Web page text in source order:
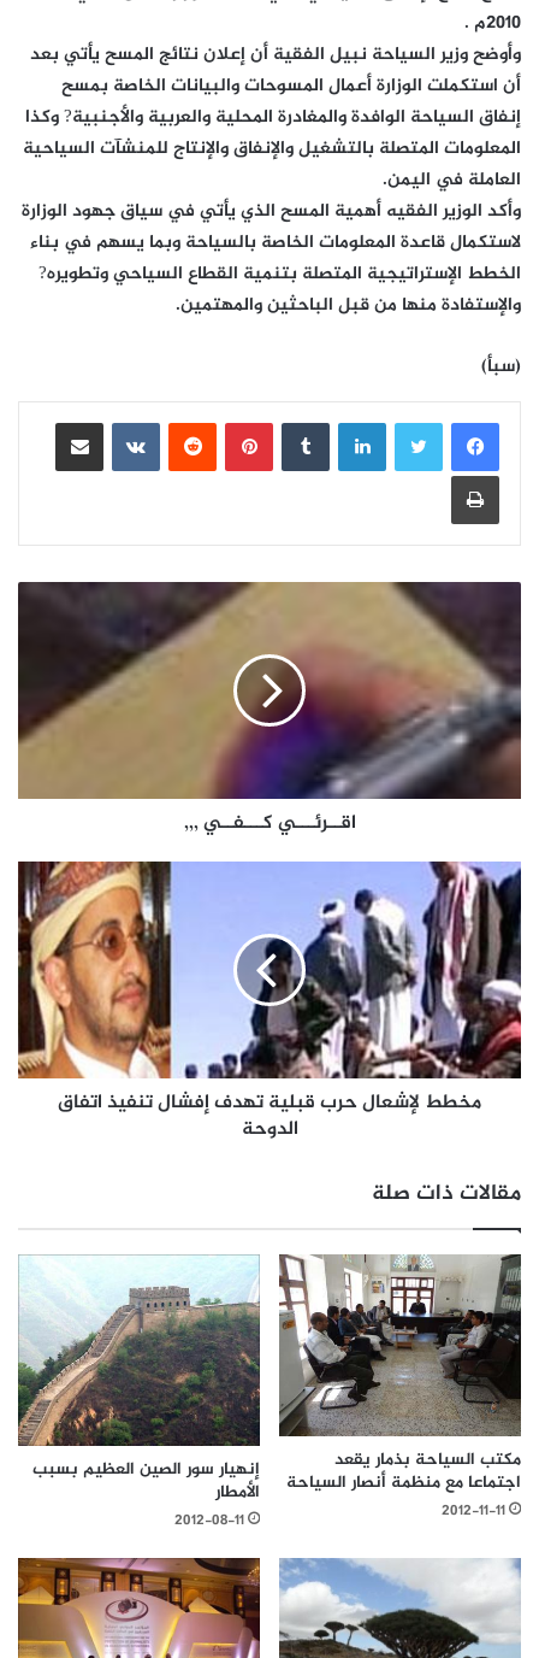
2010م .
وأوضح وزير السياحة نبيل الفقية أن إعلان نتائج المسح يأتي بعد
أن استكملت الوزارة أعمال المسوحات والبيانات الخاصة بمسح
إنفاق السياحة الوافدة والمغادرة المحلية والعربية والأجنبية? وكذا
المعلومات المتصلة بالتشغيل والإنفاق والإنتاج للمنشآت السياحية
العاملة في اليمن.
وأكد الوزير الفقيه أهمية المسح الذي يأتي في سياق جهود الوزارة
لاستكمال قاعدة المعلومات الخاصة بالسياحة وبما يسهم في بناء
الخطط الإستراتيجية المتصلة بتنمية القطاع السياحي وتطويره?
والإستفادة منها من قبل الباحثين والمهتمين.
(سبأ)
لينكدإن بينتيريست
مشاركة عبر البريد
طباعة
اقــرئـــي كـــفــي ,,,
مخطط لإشعال حرب قبلية تهدف إفشال تنفيذ اتفاق
الدوحة
مقالات ذات صلة
مكتب السياحة بذمار يقعد
اجتماعا مع منظمة أنصار السياحة
2012-11-11
إنهيار سور الصين العظيم بسبب
الأمطار
2012-08-11